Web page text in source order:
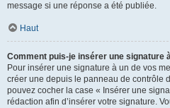
message si une réponse a été publiée.
Haut
Comment puis-je insérer une signature
Pour insérer une signature à un de vos
créer une depuis le panneau de contrôle
pouvez cocher la case « Insérer une
rédaction afin d’insérer votre signature.